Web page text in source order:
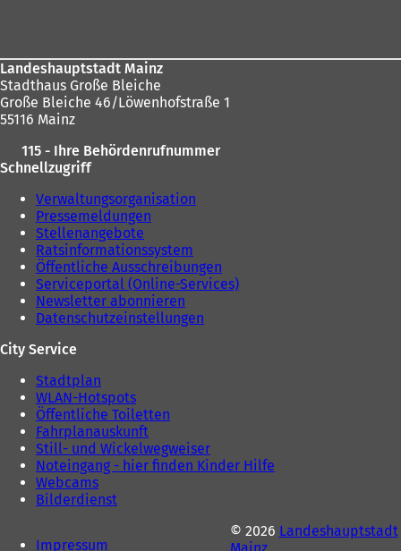
Landeshauptstadt Mainz
Stadthaus Große Bleiche
Große Bleiche 46/Löwenhofstraße 1
55116 Mainz
115 - Ihre Behördenrufnummer
Schnellzugriff
Verwaltungsorganisation
Pressemeldungen
Stellenangebote
Ratsinformationssystem
Öffentliche Ausschreibungen
Serviceportal (Online-Services)
Newsletter abonnieren
Datenschutzeinstellungen
City Service
Stadtplan
WLAN-Hotspots
Öffentliche Toiletten
Fahrplanauskunft
Still- und Wickelwegweiser
Noteingang - hier finden Kinder Hilfe
Webcams
Bilderdienst
Impressum
© 2026 Landeshauptstadt